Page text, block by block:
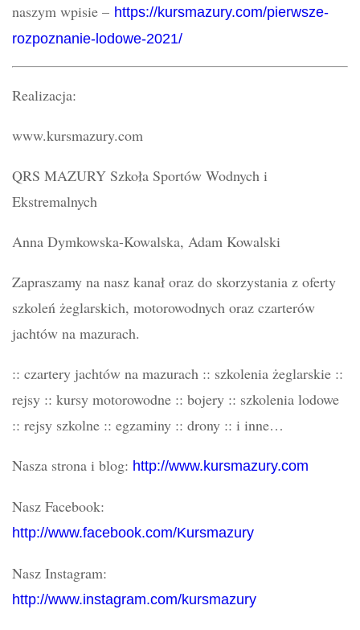
naszym wpisie – https://kursmazury.com/pierwsze-
rozpoznanie-lodowe-2021/
Realizacja:
www.kursmazury.com
QRS MAZURY Szkoła Sportów Wodnych i
Ekstremalnych
Anna Dymkowska-Kowalska, Adam Kowalski
Zapraszamy na nasz kanał oraz do skorzystania z oferty
szkoleń żeglarskich, motorowodnych oraz czarterów
jachtów na mazurach.
:: czartery jachtów na mazurach :: szkolenia żeglarskie ::
rejsy :: kursy motorowodne :: bojery :: szkolenia lodowe
:: rejsy szkolne :: egzaminy :: drony :: i inne…
Nasza strona i blog: http://www.kursmazury.com
Nasz Facebook:
http://www.facebook.com/Kursmazury
Nasz Instagram:
http://www.instagram.com/kursmazury